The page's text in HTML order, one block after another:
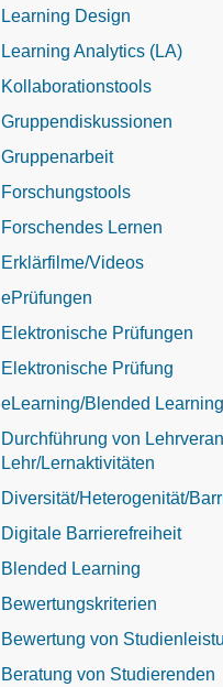
Learning Design
Learning Analytics (LA)
Kollaborationstools
Gruppendiskussionen
Gruppenarbeit
Forschungstools
Forschendes Lernen
Erklärfilme/Videos
ePrüfungen
Elektronische Prüfungen
Elektronische Prüfung
eLearning/Blended Learning
Durchführung von
Lehr/Lernaktivitäten
Diversität/Heterogenität/
Digitale Barrierefreiheit
Blended Learning
Bewertungskriterien
Bewertung von
Beratung von Studierenden